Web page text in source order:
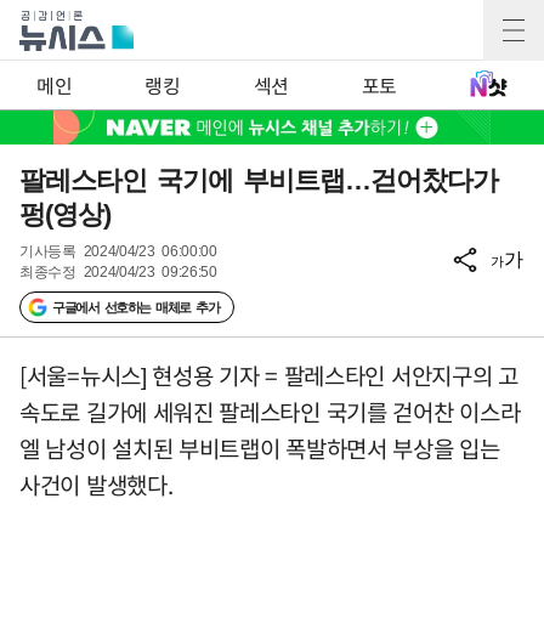
메인 랭킹 섹션 포토
팔레스타인 국기에 부비트랩…걷어찼다가
펑(영상)
기사등록 2024/04/23 06:00:00
최종수정 2024/04/23 09:26:50
구글에서 선호하는 매체로 추가
가가
[서울=뉴시스] 현성용 기자 = 팔레스타인 서안지구의 고
속도로 길가에 세워진 팔레스타인 국기를 걷어찬 이스라
엘 남성이 설치된 부비트랩이 폭발하면서 부상을 입는
사건이 발생했다.